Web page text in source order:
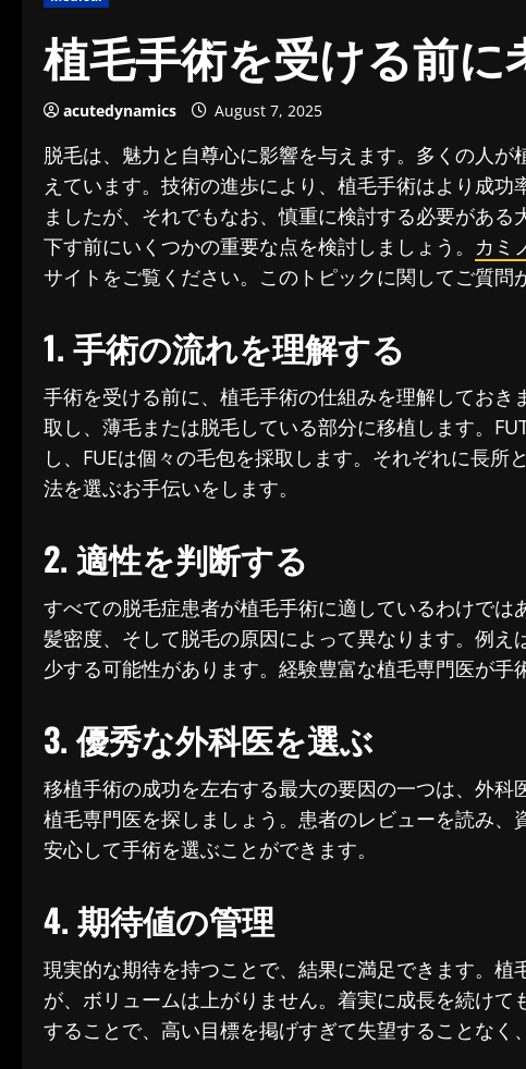
植毛手術を受ける前
acutedynamics August 7, 2025
脱毛は、魅力と自尊心に影響を与えます。多くの人
えています。技術の進歩により、植毛手術はより成
ましたが、それでもなお、慎重に検討する必要があ
下す前にいくつかの重要な点を検討しましょう。 カミ
サイトをご覧ください。このトピックに関してご質問
1. 手術の流れを理解する
手術を受ける前に、植毛手術の仕組みを理解してお
取し、薄毛または脱毛している部分に移植します。
し、FUEは個々の毛包を採取します。それぞれに長
法を選ぶお手伝いをします。
2. 適性を判断する
すべての脱毛症患者が植毛手術に適しているわけで
髪密度、そして脱毛の原因によって異なります。例
少する可能性があります。経験豊富な植毛専門医が手
3. 優秀な外科医を選ぶ
移植手術の成功を左右する最大の要因の一つは、外
植毛専門医を探しましょう。患者のレビューを読み、
安心して手術を選ぶことができます。
4. 期待値の管理
現実的な期待を持つことで、結果に満足できます。
が、ボリュームは上がりません。着実に成長を続け
することで、高い目標を掲げすぎて失望することなく